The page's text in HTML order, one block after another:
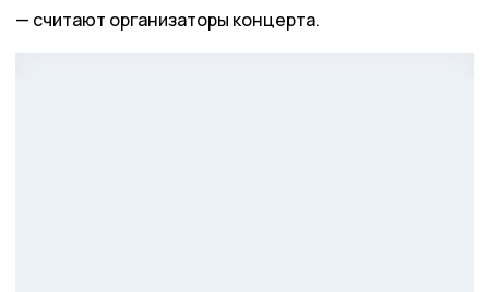
считают организаторы концерта.